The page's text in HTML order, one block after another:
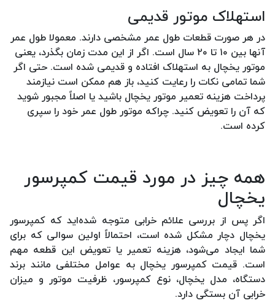
استهلاک موتور قدیمی
در هر صورت قطعات طول عمر مشخصی دارند. معمولا طول عمر
آنها بین ۱۰ تا ۲۰ سال است. اگر از این مدت زمان بگذرد، یعنی
موتور یخچال به استهلاک افتاده و قدیمی شده است. حتی اگر
شما تمامی نکات را رعایت کنید، باز هم ممکن است نیازمند
پرداخت هزینه تعمیر موتور یخچال باشید یا اصلاً مجبور شوید
که آن را تعویض کنید. چراکه موتور طول عمر خود را سپری
کرده است.
همه چیز در مورد قیمت کمپرسور
یخچال
اگر پس از بررسی علائم خرابی متوجه شده‌اید که کمپرسور
یخچال دچار مشکل شده است، احتمالاً اولین سوالی که برای
شما ایجاد می‌شود، هزینه تعمیر یا تعویض این قطعه مهم
است. قیمت کمپرسور یخچال به عوامل مختلفی مانند برند
دستگاه، مدل یخچال، نوع کمپرسور، ظرفیت موتور و میزان
خرابی آن بستگی دارد.